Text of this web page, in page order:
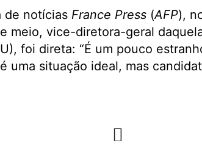
de notícias France Press(AFP),
meio, vice-diretora-geral
foi direta: “É um pouco
uma situação ideal, mas